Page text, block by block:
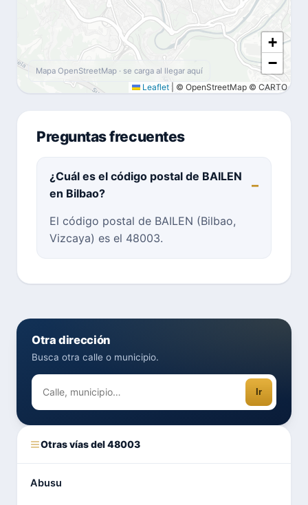
+
−
Leaflet © OpenStreetMap © CARTO
Mapa OpenStreetMap · se carga al llegar aquí
Preguntas frecuentes
¿Cuál es el código postal de BAILEN
en Bilbao?
El código postal de BAILEN (Bilbao,
Vizcaya) es el 48003.
Otra dirección
Busca otra calle o municipio.
Ir
Otras vías del 48003
Abusu